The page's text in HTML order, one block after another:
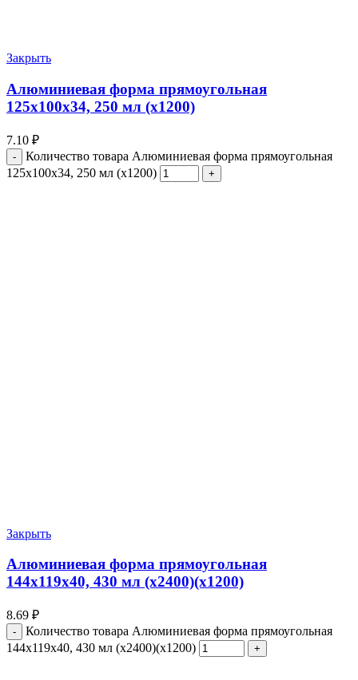
Закрыть
Алюминиевая форма прямоугольная
125х100х34, 250 мл (х1200)
7.10 ₽
Количество товара Алюминиевая форма прямоугольная
125х100х34, 250 мл (х1200)
Закрыть
Алюминиевая форма прямоугольная
144х119х40, 430 мл (х2400)(х1200)
8.69 ₽
Количество товара Алюминиевая форма прямоугольная
144х119х40, 430 мл (х2400)(х1200)